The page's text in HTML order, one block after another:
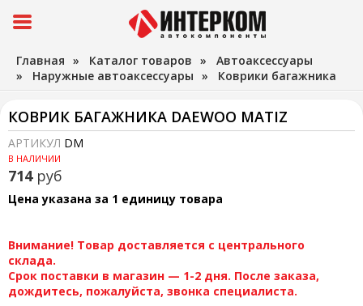
Главная » Каталог товаров » Автоаксессуары
» Наружные автоаксессуары » Коврики багажника
КОВРИК БАГАЖНИКА DAEWOO MATIZ
АРТИКУЛ DM
В НАЛИЧИИ
714 руб
Цена указана за 1 единицу товара
Внимание! Товар доставляется с центрального
склада.
Срок поставки в магазин — 1-2 дня. После заказа,
дождитесь, пожалуйста, звонка специалиста.